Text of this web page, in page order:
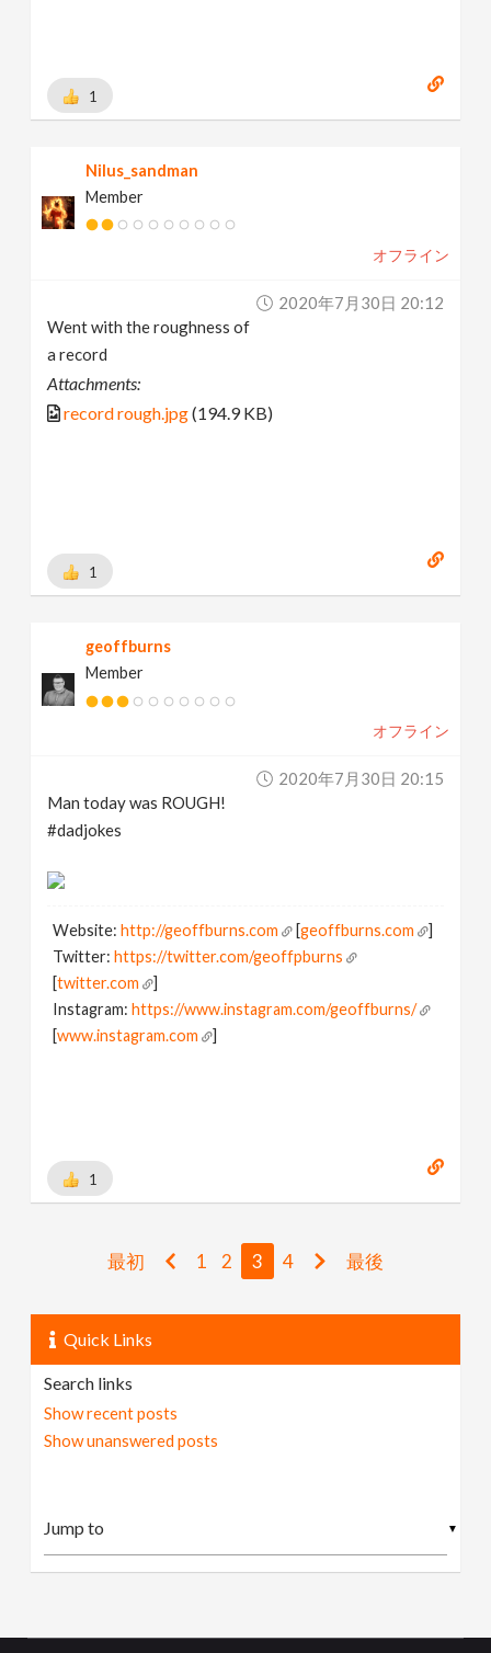
1
Nilus_sandman
Member
オフライン
2020年7月30日 20:12
Went with the roughness of
a record
Attachments:
record rough.jpg(194.9 KB)
1
geoffburns
Member
オフライン
2020年7月30日 20:15
Man today was ROUGH!
#dadjokes
Website:http://geoffburns.com [geoffburns.com
]
Twitter:https://twitter.com/geoffpburns
[twitter.com
]
Instagram:https://www.instagram.com/geoffburns/
[www.instagram.com ]
1
最初 1 2 3 4 最後
Quick Links
Search links
Show recent posts
Show unanswered posts
▼